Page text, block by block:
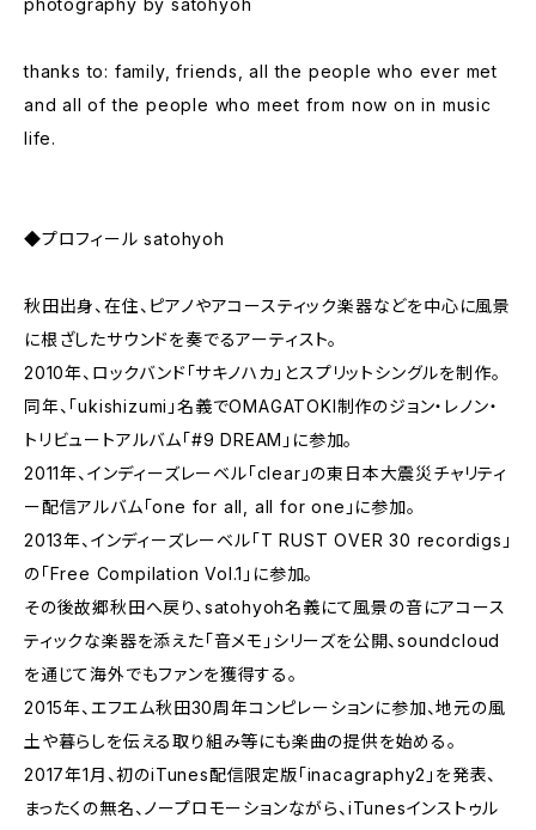
photography by satohyoh
thanks to: family, friends, all the people who ever met
and all of the people who meet from now on in music
life.
◆プロフィール satohyoh
秋田出身、在住、ピアノやアコースティック楽器などを中心に風景
に根ざしたサウンドを奏でるアーティスト。
2010年、ロックバンド「サキノハカ」とスプリットシングルを制作。
同年、「ukishizumi」名義でOMAGATOKI制作のジョン・レノン・
トリビュートアルバム「#9 DREAM」に参加。
2011年、インディーズレーベル「clear」の東日本大震災チャリティ
ー配信アルバム「one for all, all for one」に参加。
2013年、インディーズレーベル「T RUST OVER 30 recordigs」
の「Free Compilation Vol.1」に参加。
その後故郷秋田へ戻り、satohyoh名義にて風景の音にアコース
ティックな楽器を添えた「音メモ」シリーズを公開、soundcloud
を通じて海外でもファンを獲得する。
2015年、エフエム秋田30周年コンピレーションに参加、地元の風
土や暮らしを伝える取り組み等にも楽曲の提供を始める。
2017年1月、初のiTunes配信限定版「inacagraphy2」を発表、
まったくの無名、ノープロモーションながら、iTunesインストゥル